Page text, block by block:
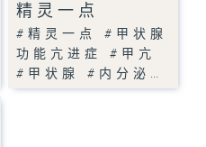
精灵一点
#精灵一点 #甲状腺
功能亢进症 #甲亢
#甲状腺 #内分泌…